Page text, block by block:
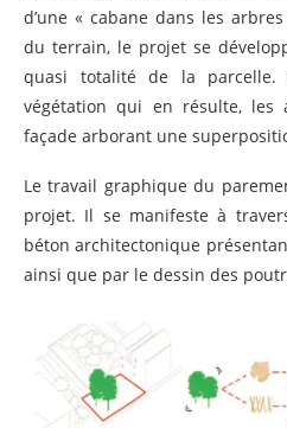
d’une « cabane dans les
du terrain, le projet se
quasi totalité de la parcelle.
végétation qui en résulte, les
façade arborant une
Le travail graphique du
projet. Il se manifeste à
béton architectonique
ainsi que par le dessin des